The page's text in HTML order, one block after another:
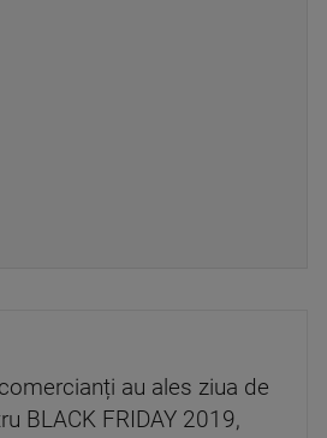
au ales ziua de
BLACK FRIDAY 2019,